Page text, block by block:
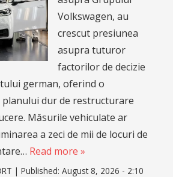
Volkswagen, au
crescut presiunea
asupra tuturor
factorilor de decizie
german, oferind o
dur de restructurare
Măsurile vehiculate ar
a zeci de mii de locuri de
Read more »
| Published: August 8, 2026 - 2:10